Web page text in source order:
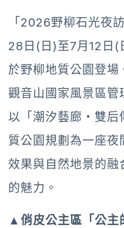
「2026野柳石光夜
28日(日)至7月12日
於野柳地質公園登場
觀音山國家風景區管
以「潮汐藝廊・雙
質公園規劃為一座
效果與自然地景的
的魅力。
▲俏皮公主區「公主